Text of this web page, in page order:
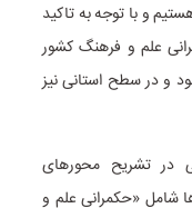
و با توجه به تاکید
علم‌ و فرهنگ کشور
و در سطح استانی نیز
در تشریح محورهای
شامل «حکمرانی علم و